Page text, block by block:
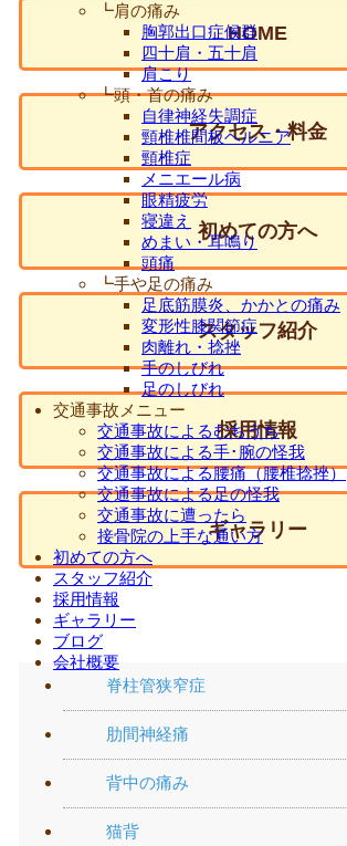
┗肩の痛み
胸郭出口症候群
四十肩・五十肩
肩こり
┗頭・首の痛み
自律神経失調症
頸椎椎間板ヘルニア
頸椎症
メニエール病
眼精疲労
寝違え
めまい・耳鳴り
頭痛
┗手や足の痛み
足底筋膜炎、かかとの痛み
変形性膝関節症
肉離れ・捻挫
手のしびれ
足のしびれ
交通事故メニュー
交通事故によるむちうち
交通事故による手･腕の怪我
交通事故による腰痛（腰椎捻挫）
交通事故による足の怪我
交通事故に遭ったら
接骨院の上手な通い方
初めての方へ
スタッフ紹介
採用情報
ギャラリー
ブログ
会社概要
HOME
アクセス・料金
初めての方へ
スタッフ紹介
採用情報
ギャラリー
腰の痛み
脊柱管狭窄症
肋間神経痛
背中の痛み
猫背